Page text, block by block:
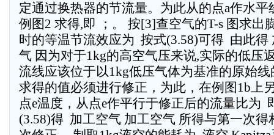
定通过换热器的节流量。为此从的点a作水平
例图2 求得,即 ；。 按[3]查空气的T-s 图求出
时的等温节流效应为  按式(3.58)可得  由此得
气 因为对于1kg的高空气压来说,实际的低压
流线应该位于以1kg低压气体为基准的原始线
求得的值必须进行修正，为此，在例图1b上另
点e温度，从点e作平行于修正后的流量比为
(3.58)得  加工空气 加工空气 所得与第一次